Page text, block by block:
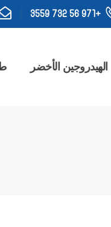
+971 56 732 3559
الهيدروجين الأخضر